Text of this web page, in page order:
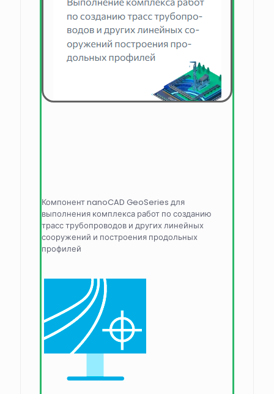
Компонент nanoCAD GeoSeries для
выполнения комплекса работ по созданию
трасс трубопроводов и других линейных
сооружений и построения продольных
профилей